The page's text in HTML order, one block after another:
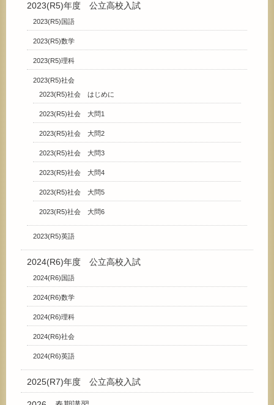
2023(R5)年度 公立高校入試
2023(R5)国語
2023(R5)数学
2023(R5)理科
2023(R5)社会
2023(R5)社会 はじめに
2023(R5)社会 大問1
2023(R5)社会 大問2
2023(R5)社会 大問3
2023(R5)社会 大問4
2023(R5)社会 大問5
2023(R5)社会 大問6
2023(R5)英語
2024(R6)年度 公立高校入試
2024(R6)国語
2024(R6)数学
2024(R6)理科
2024(R6)社会
2024(R6)英語
2025(R7)年度 公立高校入試